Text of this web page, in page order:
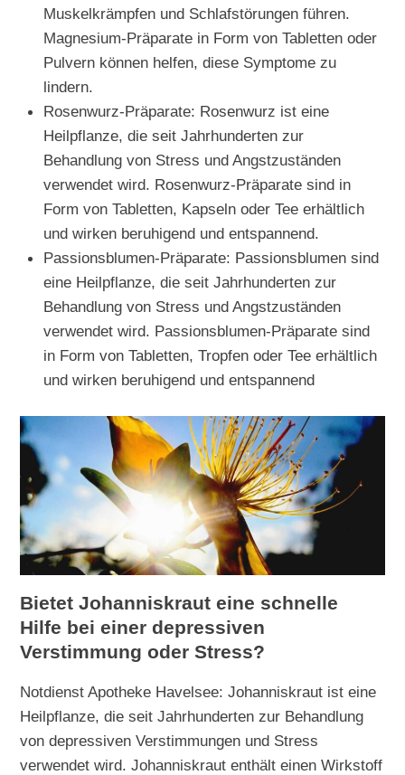
Muskelkrämpfen und Schlafstörungen führen.
Magnesium-Präparate in Form von Tabletten oder
Pulvern können helfen, diese Symptome zu
lindern.
Rosenwurz-Präparate: Rosenwurz ist eine
Heilpflanze, die seit Jahrhunderten zur
Behandlung von Stress und Angstzuständen
verwendet wird. Rosenwurz-Präparate sind in
Form von Tabletten, Kapseln oder Tee erhältlich
und wirken beruhigend und entspannend.
Passionsblumen-Präparate: Passionsblumen sind
eine Heilpflanze, die seit Jahrhunderten zur
Behandlung von Stress und Angstzuständen
verwendet wird. Passionsblumen-Präparate sind
in Form von Tabletten, Tropfen oder Tee erhältlich
und wirken beruhigend und entspannend
Bietet Johanniskraut eine schnelle
Hilfe bei einer depressiven
Verstimmung oder Stress?
Notdienst Apotheke Havelsee: Johanniskraut ist eine
Heilpflanze, die seit Jahrhunderten zur Behandlung
von depressiven Verstimmungen und Stress
verwendet wird. Johanniskraut enthält einen Wirkstoff